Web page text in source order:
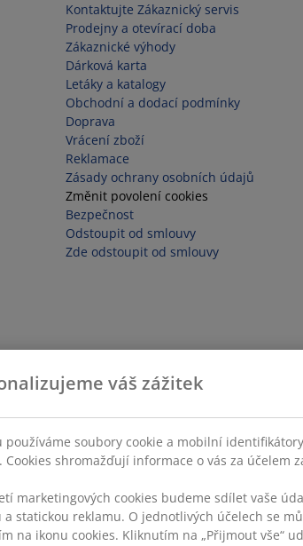
Kontaktujte Zákaznický servis
Prodejny a otevírací doba
Zákaznické výhody
Dárková karta
Letáky a katalogy
Obchodní a dodací podmínky
Doprava
Vrácení zboží
Reklamace
Zásady ochrany osobních údajů
Změnit povolení cookies
Bezpečnost
Odstoupit od smlouvy
Zde odstoupit od smlouvy
váš zážitek
používáme soubory cookie a mobilní
Cookies shromažďují informace o vás za
marketingových cookies budeme sdílet vaše
a statickou reklamu. O jednotlivých účelech se
na ikonu cookies. Kliknutím na „Přijmout vše“